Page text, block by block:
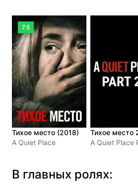
7.5
Тихое место (2018)
A Quiet Place
Тихое место
A Quiet Place
В главных ролях: